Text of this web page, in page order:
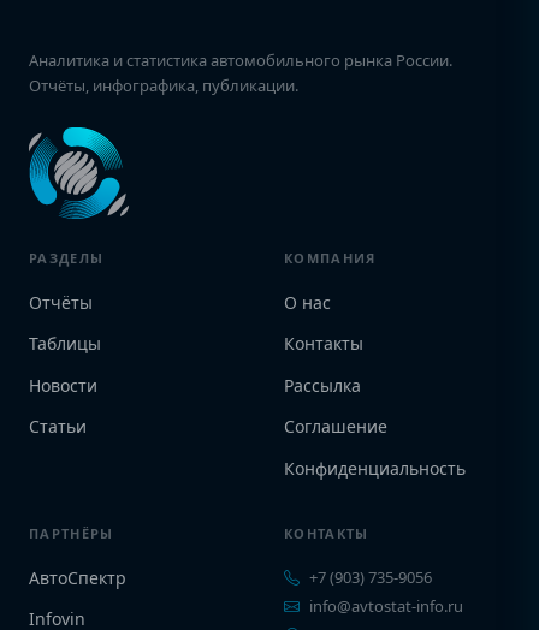
Аналитика и статистика автомобильного рынка России.
Отчёты, инфографика, публикации.
РАЗДЕЛЫ
Отчёты
Таблицы
Новости
Статьи
КОМПАНИЯ
О нас
Контакты
Рассылка
Соглашение
Конфиденциальность
ПАРТНЁРЫ
АвтоСпектр
Infovin
КОНТАКТЫ
+7 (903) 735-9056
info@avtostat-info.ru